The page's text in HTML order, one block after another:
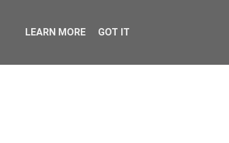
LEARN MORE GOT IT